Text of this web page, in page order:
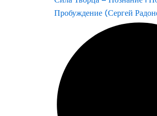
Пробуждение (Сергей